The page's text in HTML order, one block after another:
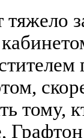
тому,